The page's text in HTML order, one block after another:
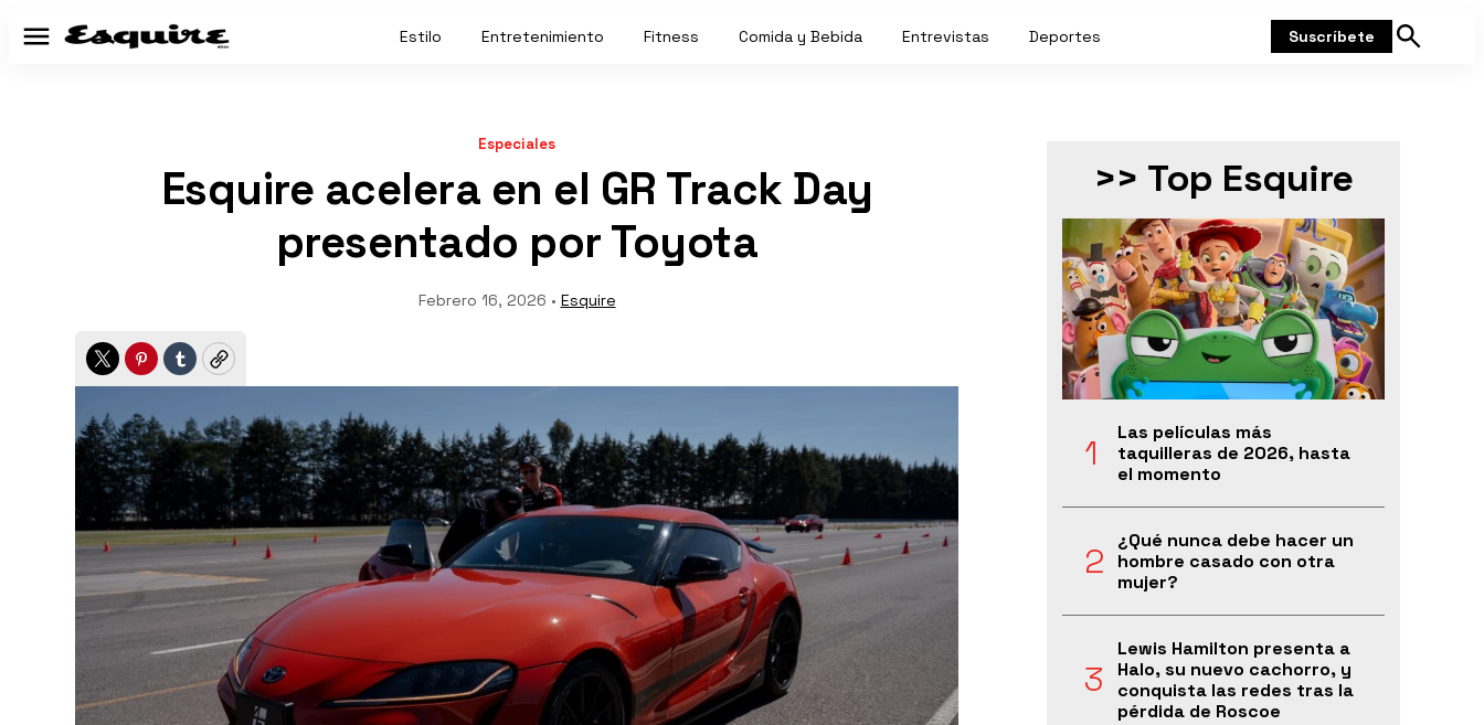
Menú Estilo Entretenimiento Fitness Comida y Bebida Entrevistas Deportes Suscríbete
Mostrar
Especiales
Esquire acelera en el GR Track Day
presentado por Toyota
Febrero 16, 2026 • Esquire
TwitterPinterest
TumblrCopy
>> Top Esquire
Las películas más
taquilleras de 2026, hasta
el momento
¿Qué nunca debe hacer un
hombre casado con otra
mujer?
Lewis Hamilton presenta a
Halo, su nuevo cachorro, y
conquista las redes tras la
pérdida de Roscoe